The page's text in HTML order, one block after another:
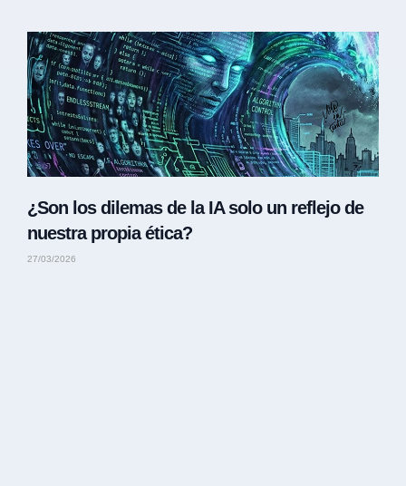
¿Son los dilemas de la IA solo un reflejo de
nuestra propia ética?
27/03/2026